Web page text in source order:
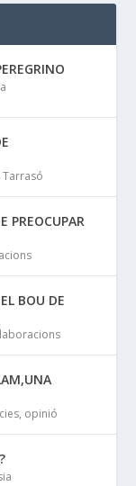
Tarrasó
PREOCUPAR
BOU DE
, opinió